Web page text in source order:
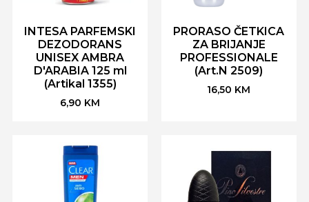
INTESA PARFEMSKI
DEZODORANS
UNISEX AMBRA
D'ARABIA 125 ml
(Artikal 1355)
6,90 KM
PRORASO ČETKICA
ZA BRIJANJE
PROFESSIONALE
(Art.N 2509)
16,50 KM